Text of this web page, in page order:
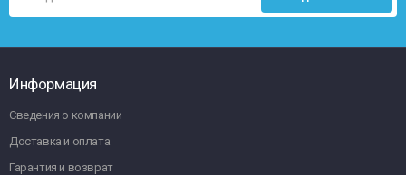
Информация
Сведения о компании
Доставка и оплата
Гарантия и возврат